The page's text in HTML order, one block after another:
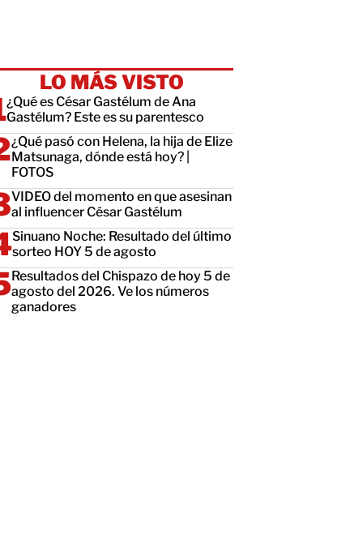
LO MÁS VISTO
¿Qué es César Gastélum de Ana
Gastélum? Este es su parentesco
¿Qué pasó con Helena, la hija de Elize
Matsunaga, dónde está hoy? |
FOTOS
VIDEO del momento en que asesinan
al influencer César Gastélum
Sinuano Noche: Resultado del último
sorteo HOY 5 de agosto
Resultados del Chispazo de hoy 5 de
agosto del 2026. Ve los números
ganadores